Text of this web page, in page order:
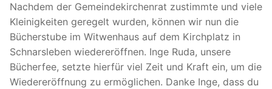
Nachdem der Gemeindekirchenrat zustimmte und viele
Kleinigkeiten geregelt wurden, können wir nun die
Bücherstube im Witwenhaus auf dem Kirchplatz in
Schnarsleben wiedereröffnen. Inge Ruda, unsere
Bücherfee, setzte hierfür viel Zeit und Kraft ein, um die
Wiedereröffnung zu ermöglichen. Danke Inge, dass du